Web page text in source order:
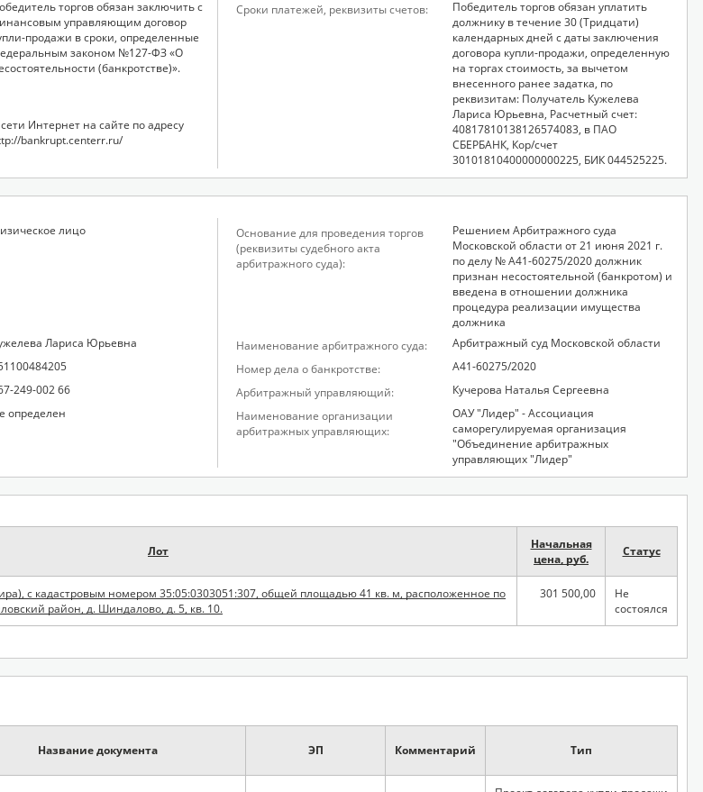
торгов обязан заключить с
управляющим договор
продажи в сроки, определенные
законом №127-ФЗ «О
(банкротстве)».
Сроки платежей, реквизиты счетов:
Победитель торгов обязан уплатить
должнику в течение 30 (Тридцати)
календарных дней с даты заключения
договора купли-продажи, определенную
на торгах стоимость, за вычетом
внесенного ранее задатка, по
реквизитам: Получатель Кужелева
Лариса Юрьевна, Расчетный счет:
40817810138126574083, в ПАО
СБЕРБАНК, Кор/счет
30101810400000000225, БИК 044525225.
Интернет на сайте по адресу
bankrupt.centerr.ru/
лицо
Основание для проведения торгов
(реквизиты судебного акта
арбитражного суда):
Решением Арбитражного суда
Московской области от 21 июня 2021 г.
по делу № А41-60275/2020 должник
признан несостоятельной (банкротом) и
введена в отношении должника
процедура реализации имущества
должника
Лариса Юрьевна Наименование арбитражного суда:
Арбитражный суд Московской области
Номер дела о банкротстве:
А41-60275/2020
249-002 66 Арбитражный управляющий:
Кучерова Наталья Сергеевна
определен
Наименование организации
арбитражных управляющих:
ОАУ "Лидер" - Ассоциация
саморегулируемая организация
"Объединение арбитражных
управляющих "Лидер"
Лот
Начальная
цена, руб.
Статус
с кадастровым номером 35:05:0303051:307, общей площадью 41 кв. м, расположенное по
район, д. Шиндалово, д. 5, кв. 10.
301 500,00
Не
состоялся
Название документа ЭП Комментарий Тип